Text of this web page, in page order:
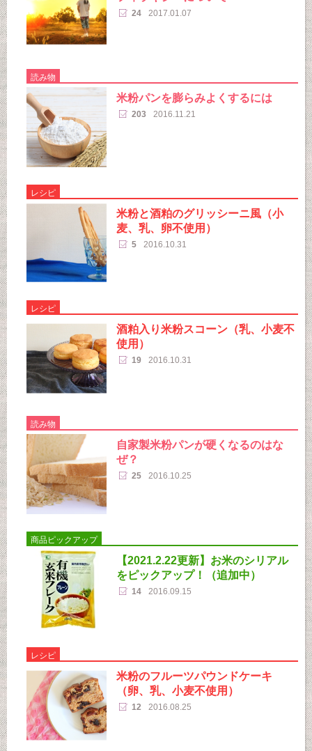
24 2017.01.07
読み物
米粉パンを膨らみよくするには
203 2016.11.21
レシピ
米粉と酒粕のグリッシーニ風（小
麦、乳、卵不使用）
5 2016.10.31
レシピ
酒粕入り米粉スコーン（乳、小麦不
使用）
19 2016.10.31
読み物
自家製米粉パンが硬くなるのはな
ぜ？
25 2016.10.25
商品ピックアップ
【2021.2.22更新】お米のシリアル
をピックアップ！（追加中）
14 2016.09.15
レシピ
米粉のフルーツパウンドケーキ
（卵、乳、小麦不使用）
12 2016.08.25